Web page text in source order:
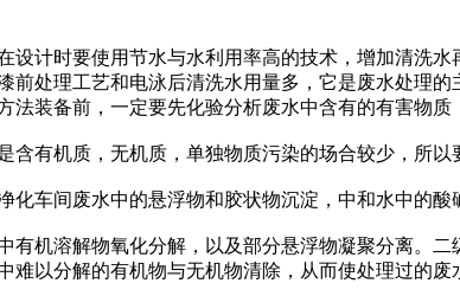
设计时要使用节水与水利用率高的技术，增加清洗
前处理工艺和电泳后清洗水用量多，它是废水处理
法装备前，一定要先化验分析废水中含有的有害物质
有机质，无机质，单独物质污染的场合较少，所以
车间废水中的悬浮物和胶状物沉淀，中和水中的酸
机溶解物氧化分解，以及部分悬浮物凝聚分离。二
难以分解的有机物与无机物清除，从而使处理过的废